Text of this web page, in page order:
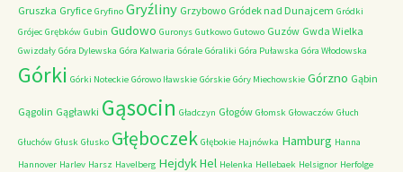
Gruszka Gryfice Gryfino Gryźliny Grzybowo Gródek nad Dunajcem Gródki
Grójec Grębków Gubin Gudowo Guronys Gutkowo Gutowo Guzów Gwda Wielka
Gwizdały Góra Dylewska Góra Kalwaria Górale Góraliki Góra Puławska Góra Włodowska
Górki Górki Noteckie Górowo Iławskie Górskie Góry Miechowskie Górzno Gąbin
Gągolin Gągławki Gąsocin Gładczyn Głogów Głomsk Głowaczów Głuch
Głuchów Głusk Głusko Głęboczek Głębokie Hajnówka Hamburg Hanna
Hannover Harlev Harsz Havelberg HejdykHel Helenka Hellebaek Helsignor Herfolge